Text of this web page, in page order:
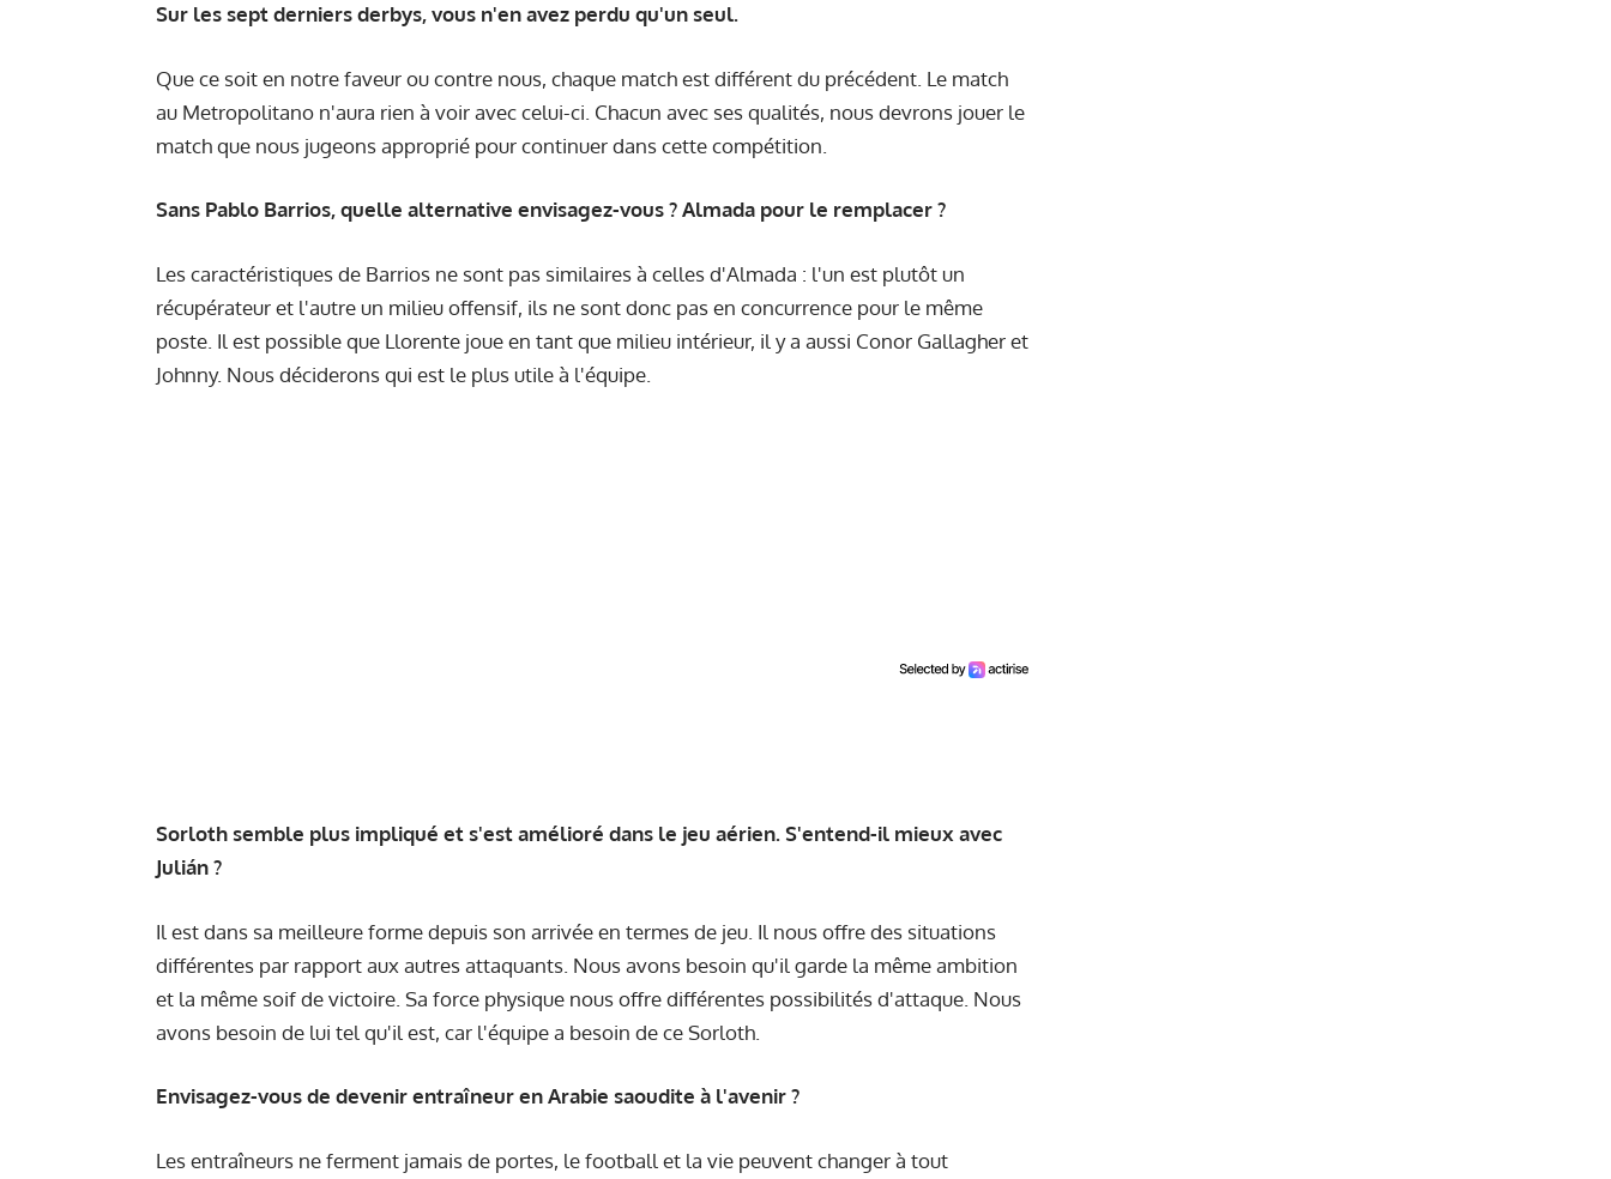
Sur les sept derniers derbys, vous n'en avez perdu qu'un seul.
Que ce soit en notre faveur ou contre nous, chaque match est différent du précédent. Le match
au Metropolitano n'aura rien à voir avec celui-ci. Chacun avec ses qualités, nous devrons jouer le
match que nous jugeons approprié pour continuer dans cette compétition.
Sans Pablo Barrios, quelle alternative envisagez-vous ? Almada pour le remplacer ?
Les caractéristiques de Barrios ne sont pas similaires à celles d'Almada : l'un est plutôt un
récupérateur et l'autre un milieu offensif, ils ne sont donc pas en concurrence pour le même
poste. Il est possible que Llorente joue en tant que milieu intérieur, il y a aussi Conor Gallagher et
Johnny. Nous déciderons qui est le plus utile à l'équipe.
Sorloth semble plus impliqué et s'est amélioré dans le jeu aérien. S'entend-il mieux avec
Julián ?
Il est dans sa meilleure forme depuis son arrivée en termes de jeu. Il nous offre des situations
différentes par rapport aux autres attaquants. Nous avons besoin qu'il garde la même ambition
et la même soif de victoire. Sa force physique nous offre différentes possibilités d'attaque. Nous
avons besoin de lui tel qu'il est, car l'équipe a besoin de ce Sorloth.
Envisagez-vous de devenir entraîneur en Arabie saoudite à l'avenir ?
Les entraîneurs ne ferment jamais de portes, le football et la vie peuvent changer à tout